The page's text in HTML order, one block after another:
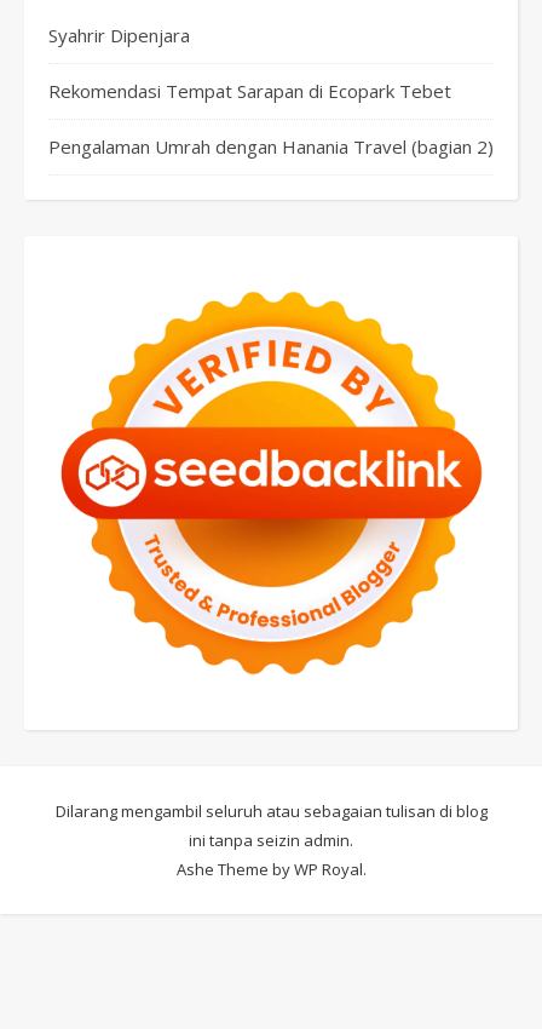
Syahrir Dipenjara
Rekomendasi Tempat Sarapan di Ecopark Tebet
Pengalaman Umrah dengan Hanania Travel (bagian 2)
Dilarang mengambil seluruh atau sebagaian tulisan di blog
ini tanpa seizin admin.
Ashe Theme byWP Royal.